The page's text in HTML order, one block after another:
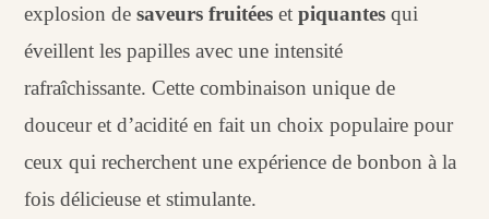
explosion desaveurs fruitées etpiquantes qui
éveillent les papilles avec une intensité
rafraîchissante. Cette combinaison unique de
douceur et d’acidité en fait un choix populaire pour
ceux qui recherchent une expérience de bonbon à la
fois délicieuse et stimulante.